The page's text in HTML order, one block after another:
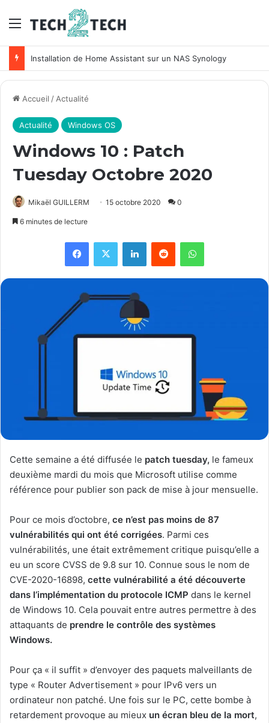
Menu
Accueil /Actualité
Actualité Windows OS
Windows 10 : Patch
Tuesday Octobre 2020
Mikaël GUILLERM 15 octobre 2020 0
6 minutes de lecture
Facebook
X LinkedinReddit WhatsApp
Cette semaine a été diffusée le patch tuesday, le fameux
deuxième mardi du mois que Microsoft utilise comme
référence pour publier son pack de mise à jour mensuelle.
Pour ce mois d’octobre, ce n’est pas moins de 87
vulnérabilités qui ont été corrigées. Parmi ces
vulnérabilités, une était extrêmement critique puisqu’elle a
eu un score CVSS de 9.8 sur 10. Connue sous le nom de
CVE-2020-16898, cette vulnérabilité a été découverte
dans l’implémentation du protocole ICMP dans le kernel
de Windows 10. Cela pouvait entre autres permettre à des
attaquants de prendre le contrôle des systèmes
Windows.
Pour ça « il suffit » d’envoyer des paquets malveillants de
type « Router Advertisement » pour IPv6 vers un
ordinateur non patché. Une fois sur le PC, cette bombe à
retardement provoque au mieux un écran bleu de la mort,